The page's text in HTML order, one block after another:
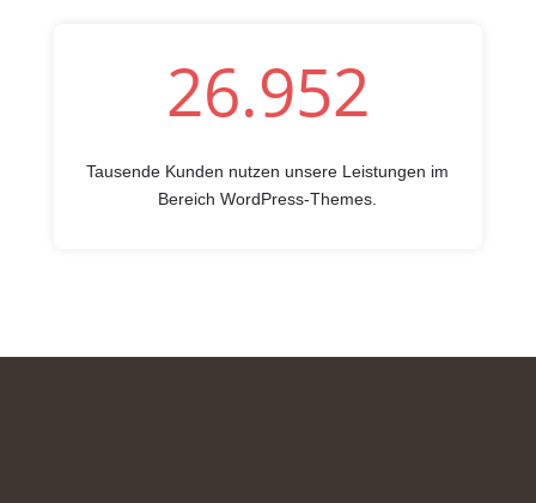
26.952
Tausende Kunden nutzen unsere Leistungen im
Bereich WordPress-Themes.